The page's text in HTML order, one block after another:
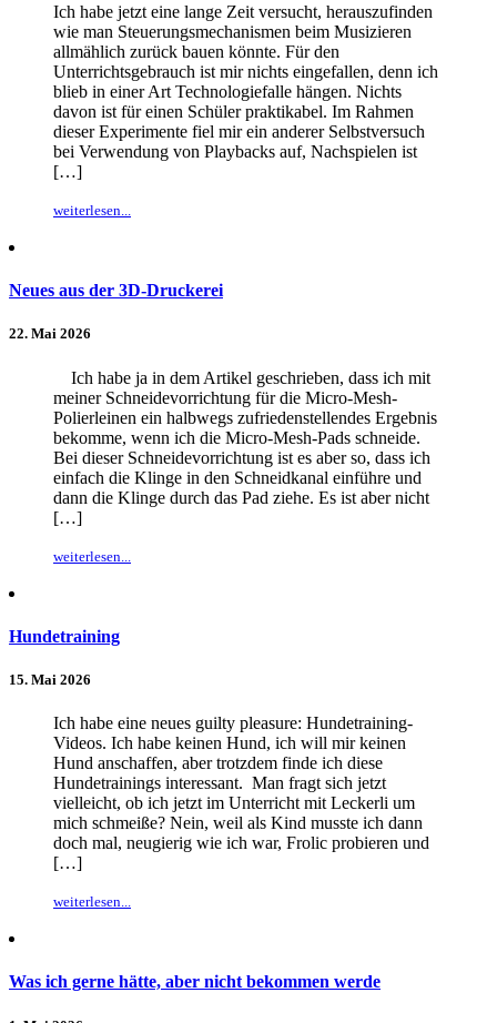
Ich habe jetzt eine lange Zeit versucht, herauszufinden
wie man Steuerungsmechanismen beim Musizieren
allmählich zurück bauen könnte. Für den
Unterrichtsgebrauch ist mir nichts eingefallen, denn ich
blieb in einer Art Technologiefalle hängen. Nichts
davon ist für einen Schüler praktikabel. Im Rahmen
dieser Experimente fiel mir ein anderer Selbstversuch
bei Verwendung von Playbacks auf, Nachspielen ist
[…]
weiterlesen...
Neues aus der 3D-Druckerei
22. Mai 2026
Ich habe ja in dem Artikel geschrieben, dass ich mit
meiner Schneidevorrichtung für die Micro-Mesh-
Polierleinen ein halbwegs zufriedenstellendes Ergebnis
bekomme, wenn ich die Micro-Mesh-Pads schneide.
Bei dieser Schneidevorrichtung ist es aber so, dass ich
einfach die Klinge in den Schneidkanal einführe und
dann die Klinge durch das Pad ziehe. Es ist aber nicht
[…]
weiterlesen...
Hundetraining
15. Mai 2026
Ich habe eine neues guilty pleasure: Hundetraining-
Videos. Ich habe keinen Hund, ich will mir keinen
Hund anschaffen, aber trotzdem finde ich diese
Hundetrainings interessant. Man fragt sich jetzt
vielleicht, ob ich jetzt im Unterricht mit Leckerli um
mich schmeiße? Nein, weil als Kind musste ich dann
doch mal, neugierig wie ich war, Frolic probieren und
[…]
weiterlesen...
Was ich gerne hätte, aber nicht bekommen werde